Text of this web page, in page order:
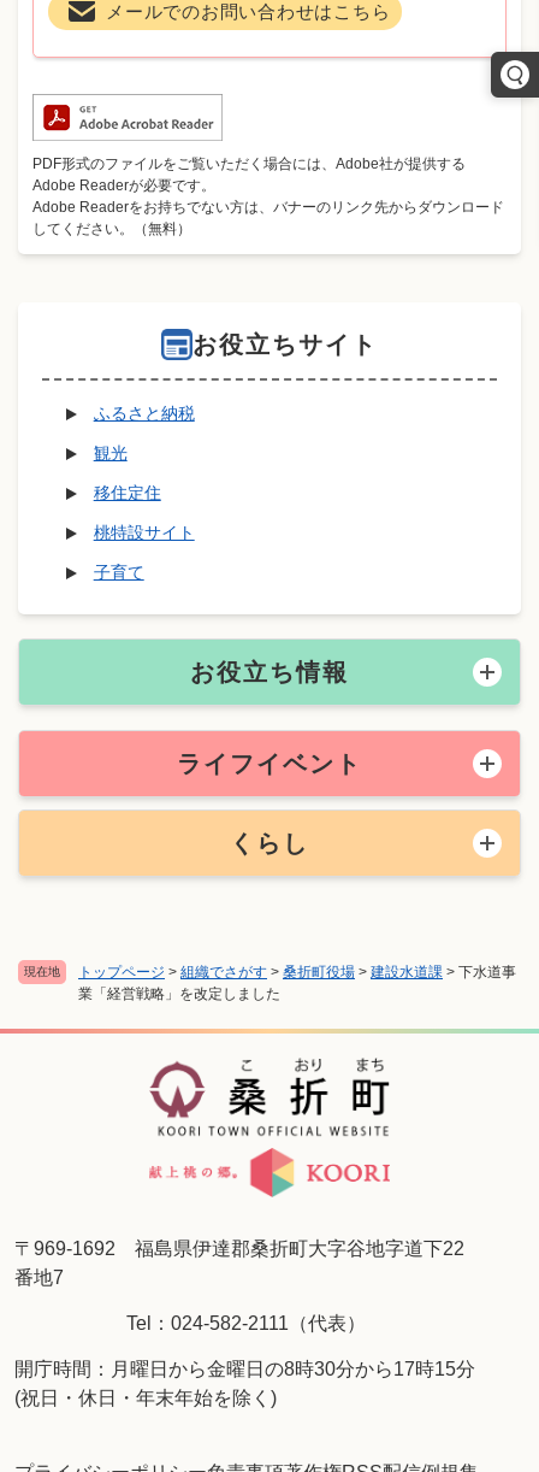
現在地 トップページ > 組織でさがす > 桑折町役場 > 建設水道課 > 下水道事
業「経営戦略」を改定しました
メールでのお問い合わせはこちら
PDF形式のファイルをご覧いただく場合には、Adobe社が提供する
Adobe Readerが必要です。
Adobe Readerをお持ちでない方は、バナーのリンク先からダウンロード
してください。（無料）
お役立ちサイト
ふるさと納税
観光
移住定住
桃特設サイト
子育て
お役立ち情報
ライフイベント
くらし
〒969-1692 福島県伊達郡桑折町大字谷地字道下22
番地7
Tel：024-582-2111（代表）
開庁時間：月曜日から金曜日の8時30分から17時15分
(祝日・休日・年末年始を除く)